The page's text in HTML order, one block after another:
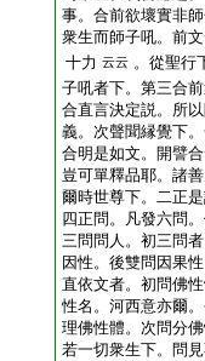
事。合前欲壞實非
衆生而師子吼。前
十力 云云 。從聖行
子吼者下。第三合
合直言決定説。所
義。次聲聞縁覺下
合明是如文。開譬
豈可單釋品耶。諸
爾時世尊下。二正
四正問。凡發六問
三問問人。初三問
因性。後雙問因果
直依文者。初問佛
性名。河西意亦爾
理佛性體。次問分
若一切衆生下。問